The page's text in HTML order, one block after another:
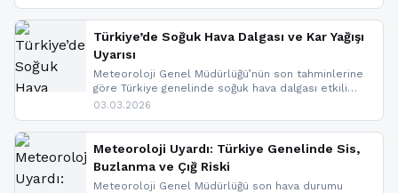
ise çığ tehlikesi bulunuyor. İç kesimlerde sis ve pus
nedeniyle görüş mesafesinde azalma
yaşanabileceği belirtiliyor.
Türkiye’de Soğuk Hava Dalgası ve Kar Yağışı
Uyarısı
Meteoroloji Genel Müdürlüğü’nün son tahminlerine
göre Türkiye genelinde soğuk hava dalgası etkili
oluyor. Birçok il için kar yağışı ve buzlanma uyarısı
03.03.2026
Meteoroloji Uyardı: Türkiye Genelinde Sis,
Buzlanma ve Çığ Riski
Meteoroloji Genel Müdürlüğü son hava durumu